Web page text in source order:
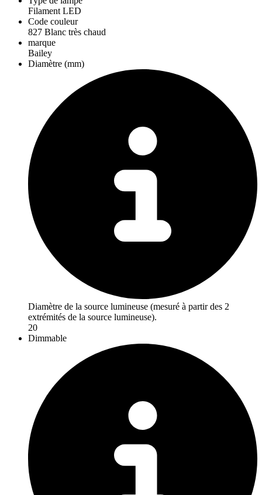
Filament LED
Code couleur
827 Blanc très chaud
marque
Bailey
Diamètre (mm)
Diamètre de la source lumineuse (mesuré à partir des 2
extrémités de la source lumineuse).
20
Dimmable